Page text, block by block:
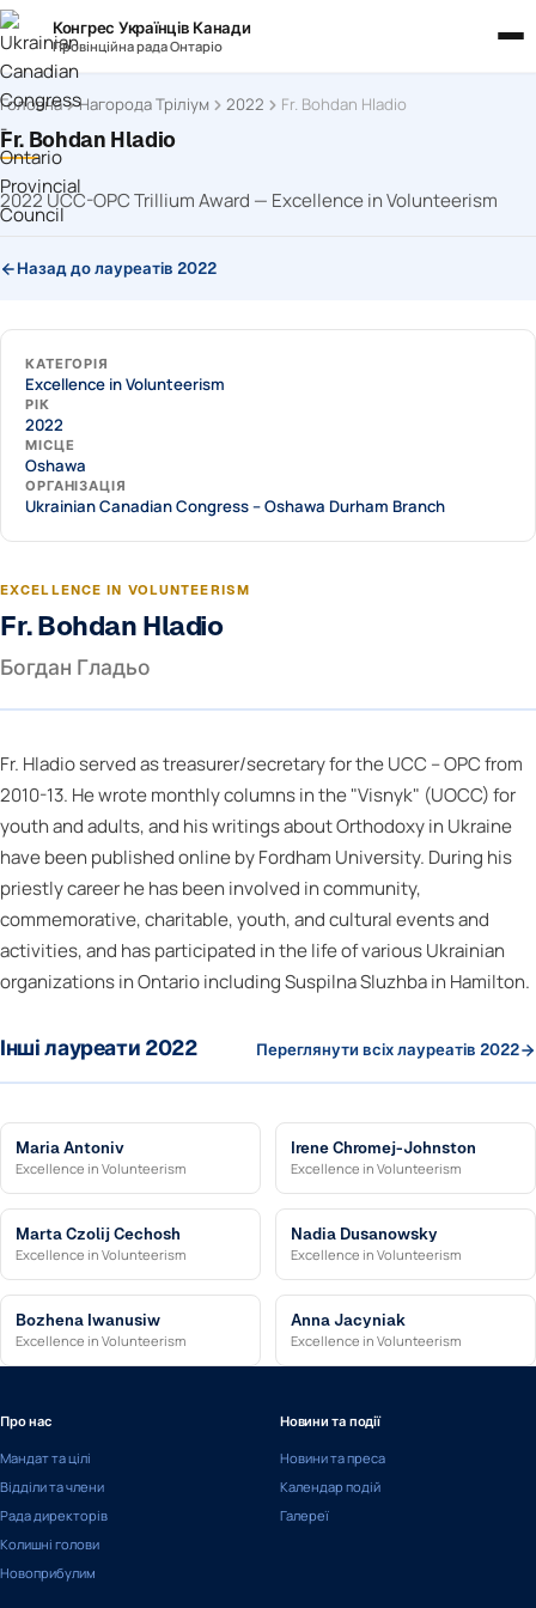
Конгрес Українців Канади
Провінційна рада Онтаріо
Головна Нагорода Тріліум 2022 Fr. Bohdan Hladio
Fr. Bohdan Hladio
2022 UCC-OPC Trillium Award — Excellence in Volunteerism
Назад до лауреатів 2022
КАТЕГОРІЯ
Excellence in Volunteerism
РІК
2022
МІСЦЕ
Oshawa
ОРГАНІЗАЦІЯ
Ukrainian Canadian Congress – Oshawa Durham Branch
EXCELLENCE IN VOLUNTEERISM
Fr. Bohdan Hladio
Богдан Гладьо
Fr. Hladio served as treasurer/secretary for the UCC – OPC from
2010-13. He wrote monthly columns in the "Visnyk" (UOCC) for
youth and adults, and his writings about Orthodoxy in Ukraine
have been published online by Fordham University. During his
priestly career he has been involved in community,
commemorative, charitable, youth, and cultural events and
activities, and has participated in the life of various Ukrainian
organizations in Ontario including Suspilna Sluzhba in Hamilton.
Інші лауреати 2022 Переглянути всіх лауреатів 2022
Maria Antoniv
Excellence in Volunteerism
Irene Chromej-Johnston
Excellence in Volunteerism
Marta Czolij Cechosh
Excellence in Volunteerism
Nadia Dusanowsky
Excellence in Volunteerism
Bozhena Iwanusiw
Excellence in Volunteerism
Anna Jacyniak
Excellence in Volunteerism
Про нас
Мандат та цілі
Відділи та члени
Рада директорів
Колишні голови
Новоприбулим
Новини та події
Новини та преса
Календар подій
Галереї